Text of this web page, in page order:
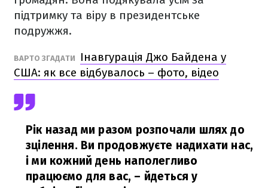
підтримку та віру в президентське
подружжя.
ВАРТО ЗГАДАТИ
Інавгурація Джо Байдена у
США: як все відбувалось – фото, відео
Рік назад ми разом розпочали шлях до
зцілення. Ви продовжуєте надихати нас,
і ми кожний день наполегливо
працюємо для вас, – йдеться у